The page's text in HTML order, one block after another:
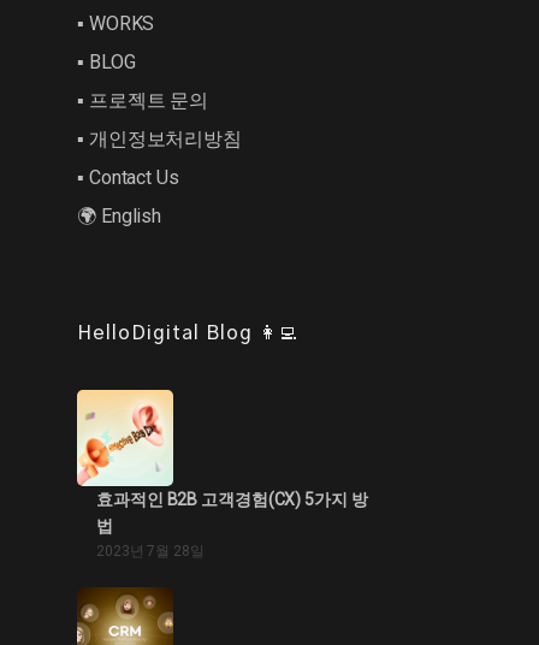
▪︎ WORKS
▪︎ BLOG
▪︎ 프로젝트 문의
▪︎ 개인정보처리방침
▪︎ Contact Us
🌍 English
HelloDigital Blog 👩‍💻
효과적인 B2B 고객경험(CX) 5가지 방
법
2023년 7월 28일